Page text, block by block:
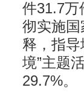
件31.7万
彻实施
释，指导
境”主题
29.7%。